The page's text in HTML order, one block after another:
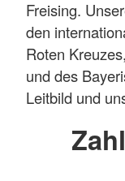
Freising.
den
Roten
und des
Leitbild und